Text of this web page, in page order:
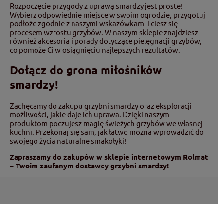
Rozpoczęcie przygody z uprawą smardzy jest proste!
Wybierz odpowiednie miejsce w swoim ogrodzie, przygotuj
podłoże zgodnie z naszymi wskazówkami i ciesz się
procesem wzrostu grzybów. W naszym sklepie znajdziesz
również akcesoria i porady dotyczące pielęgnacji grzybów,
co pomoże Ci w osiągnięciu najlepszych rezultatów.
Dołącz do grona miłośników
smardzy!
Zachęcamy do zakupu grzybni smardzy oraz eksploracji
możliwości, jakie daje ich uprawa. Dzięki naszym
produktom poczujesz magię świeżych grzybów we własnej
kuchni. Przekonaj się sam, jak łatwo można wprowadzić do
swojego życia naturalne smakołyki!
Zapraszamy do zakupów w sklepie internetowym Rolmat
– Twoim zaufanym dostawcy grzybni smardzy!